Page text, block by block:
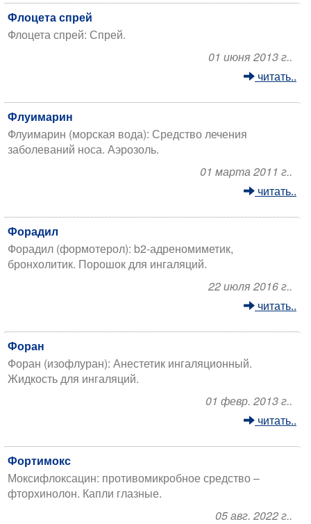
Флоцета спрей
Флоцета спрей: Спрей.
01 июня 2013 г..
читать..
Флуимарин
Флуимарин (морская вода): Средство лечения
заболеваний носа. Аэрозоль.
01 марта 2011 г..
читать..
Форадил
Форадил (формотерол): b2-адреномиметик,
бронхолитик. Порошок для ингаляций.
22 июля 2016 г..
читать..
Форан
Форан (изофлуран): Анестетик ингаляционный.
Жидкость для ингаляций.
01 февр. 2013 г..
читать..
Фортимокс
Моксифлоксацин: противомикробное средство –
фторхинолон. Капли глазные.
05 авг. 2022 г..